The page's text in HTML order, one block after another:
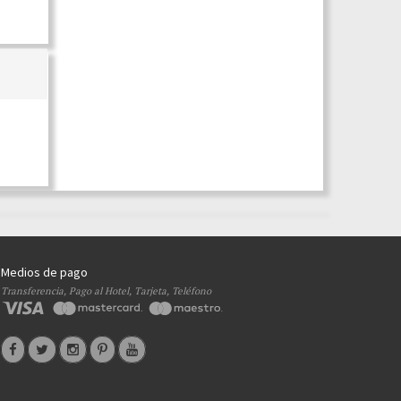
Medios de pago
Transferencia, Pago al Hotel, Tarjeta, Teléfono